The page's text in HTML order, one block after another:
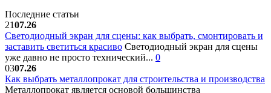
Последние статьи
2107.26
Светодиодный экран для сцены: как выбрать, смонтировать и
заставить светиться красиво Светодиодный экран для сцены
уже давно не просто технический... 0
0307.26
Как выбрать металлопрокат для строительства и производства
Металлопрокат является основой большинства